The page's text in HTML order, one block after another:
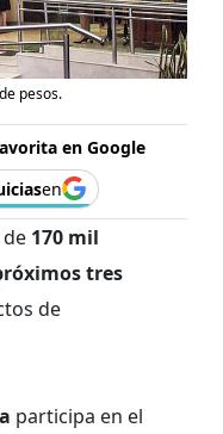
pesos.
en Google
en
170 mil
tres
de
participa en el